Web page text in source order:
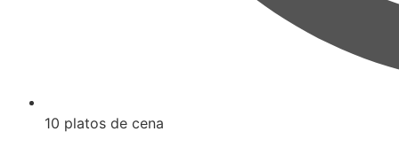
10 platos de cena